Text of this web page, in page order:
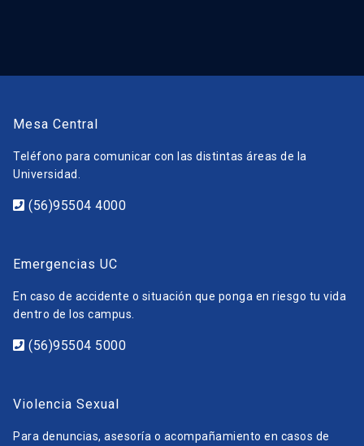
Mesa Central
Teléfono para comunicar con las distintas áreas de la
Universidad.
(56)95504 4000
Emergencias UC
En caso de accidente o situación que ponga en riesgo tu vida
dentro de los campus.
(56)95504 5000
Violencia Sexual
Para denuncias, asesoría o acompañamiento en casos de